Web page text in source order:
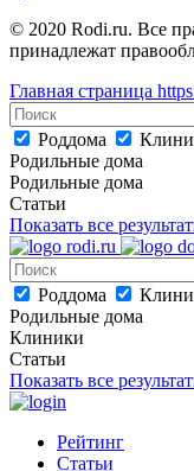
© 2020 Rodi.ru. Все
принадлежат
Главная страница
Роддома
Родильные дома
Родильные дома
Статьи
Показать все
Роддома
Родильные дома
Клиники
Статьи
Показать все
Рейтинг
Статьи